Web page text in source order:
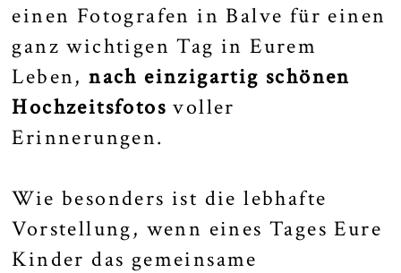
einen Fotografen in Balve für einen
ganz wichtigen Tag in Eurem
Leben,nach einzigartig schönen
Hochzeitsfotos voller
Erinnerungen.
Wie besonders ist die lebhafte
Vorstellung, wenn eines Tages Eure
Kinder das gemeinsame